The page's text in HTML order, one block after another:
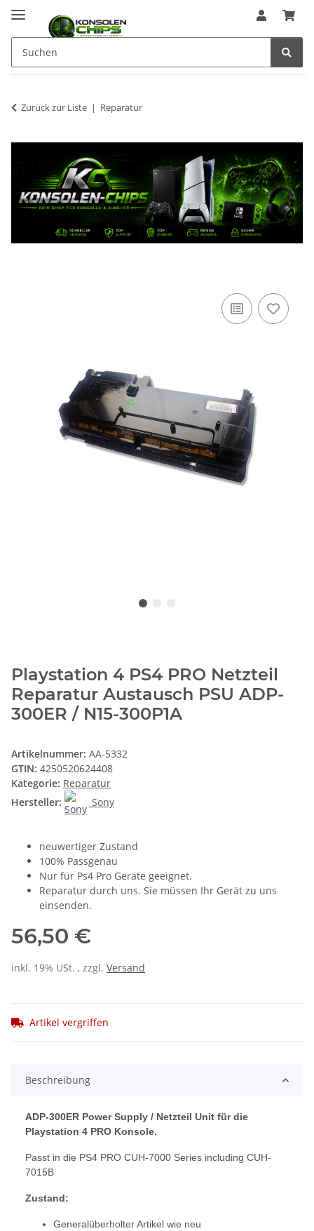
Zurück zur Liste Reparatur
Playstation 4 PS4 PRO Netzteil
Reparatur Austausch PSU ADP-
300ER / N15-300P1A
Artikelnummer: AA-5332
GTIN: 4250520624408
Kategorie: Reparatur
Hersteller:
Sony
neuwertiger Zustand
100% Passgenau
Nur für Ps4 Pro Geräte geeignet.
Reparatur durch uns. Sie müssen Ihr Gerät zu uns
einsenden.
56,50 €
inkl. 19% USt. , zzgl. Versand
Artikel vergriffen
Beschreibung
ADP-300ER Power Supply / Netzteil Unit für die
Playstation 4 PRO Konsole.
Passt in die PS4 PRO CUH-7000 Series including CUH-
7015B
Zustand:
Generalüberholter Artikel wie neu